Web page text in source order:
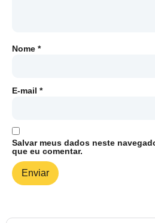
Nome *
E-mail *
Salvar meus dados neste
que eu comentar.